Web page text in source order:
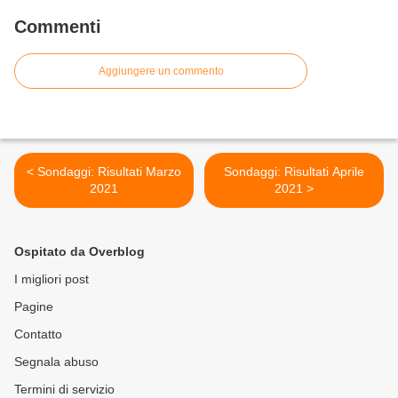
Commenti
Aggiungere un commento
< Sondaggi: Risultati Marzo
2021
Sondaggi: Risultati Aprile
2021 >
Ospitato da Overblog
I migliori post
Pagine
Contatto
Segnala abuso
Termini di servizio